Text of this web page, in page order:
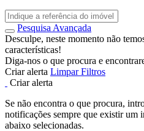
Pesquisa Avançada
Desculpe, neste momento não
características!
Diga-nos o que procura e
Criar alerta Limpar Filtros
Criar alerta
Se não encontra o que procura,
notificações sempre que existir um
abaixo selecionadas.